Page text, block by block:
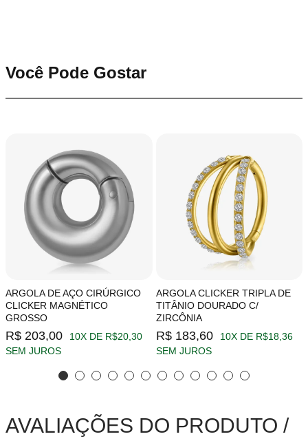
Você Pode Gostar
ARGOLA DE AÇO CIRÚRGICO
CLICKER MAGNÉTICO
GROSSO
R$ 203,00
10X DE R$20,30
SEM JUROS
ARGOLA CLICKER TRIPLA DE
TITÂNIO DOURADO C/
ZIRCÔNIA
R$ 183,60
10X DE R$18,36
SEM JUROS
AVALIAÇÕES DO PRODUTO /